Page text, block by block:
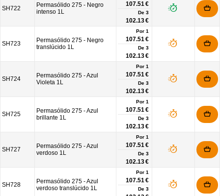
SH722
Permasólido 275 - Negro
intenso 1L
107.51 €
De 3
102.13 €
SH723
Permasólido 275 - Negro
translúcido 1L
Por 1
107.51 €
De 3
102.13 €
SH724
Permasólido 275 - Azul
Violeta 1L
Por 1
107.51 €
De 3
102.13 €
SH725
Permasólido 275 - Azul
brillante 1L
Por 1
107.51 €
De 3
102.13 €
SH727
Permasólido 275 - Azul
verdoso 1L
Por 1
107.51 €
De 3
102.13 €
SH728
Permasólido 275 - Azul
verdoso translúcido 1L
Por 1
107.51 €
De 3